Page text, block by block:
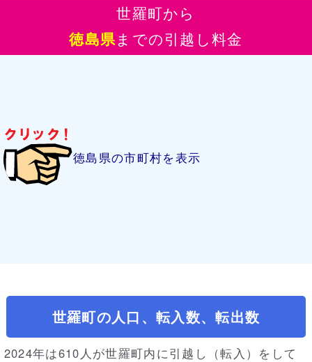
世羅町から
徳島県までの引越し料金
徳島県の市町村を表示
世羅町の人口、転入数、転出数
2024年は610人が世羅町内に引越し（転入）をして